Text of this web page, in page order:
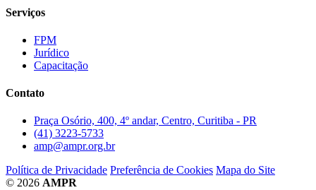
Serviços
FPM
Jurídico
Capacitação
Contato
Praça Osório, 400, 4º andar, Centro, Curitiba - PR
(41) 3223-5733
amp@ampr.org.br
Política de Privacidade Preferência de Cookies Mapa do Site
© 2026 AMPR